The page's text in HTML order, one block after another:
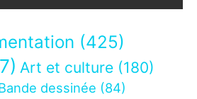
(425)
Art et culture (180)
dessinée (84)